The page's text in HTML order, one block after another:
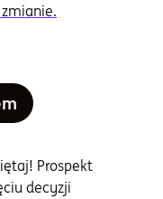
ważne, które
pierwszego zdania
bardzo
sobie w łatwy
Prospekt
decyzji